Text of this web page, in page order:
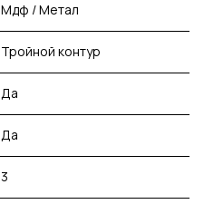
Мдф / Метал
Тройной контур
Да
Да
3